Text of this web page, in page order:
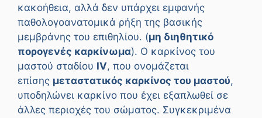
κακοήθεια, αλλά δεν υπάρχει εμφανής
παθολογοανατομικά ρήξη της βασικής
μεμβράνης του επιθηλίου. (μη διηθητικό
πορογενές καρκίνωμα). Ο καρκίνος του
μαστού σταδίου IV, που ονομάζεται
επίσης μεταστατικός καρκίνος του μαστού,
υποδηλώνει καρκίνο που έχει εξαπλωθεί σε
άλλες περιοχές του σώματος. Συγκεκριμένα